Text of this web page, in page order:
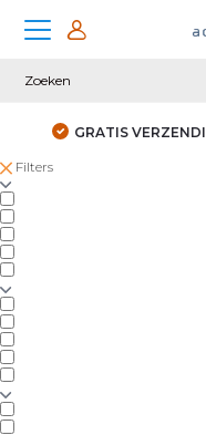
GRATIS
Filters